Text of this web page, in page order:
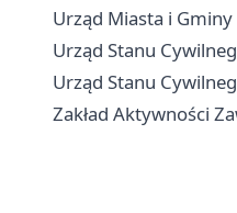
Urząd Miasta i
Urząd Stanu
Urząd Stanu
Zakład Aktywności